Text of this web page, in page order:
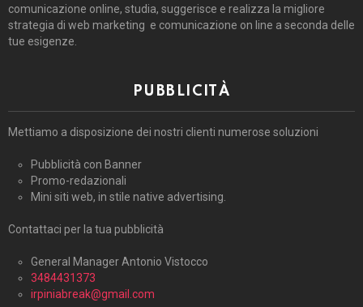
comunicazione online, studia, suggerisce e realizza la migliore
strategia di web marketing e comunicazione on line a seconda delle
tue esigenze.
PUBBLICITÀ
Mettiamo a disposizione dei nostri clienti numerose soluzioni
Pubblicità con Banner
Promo-redazionali
Mini siti web, in stile native advertising.
Contattaci per la tua pubblicità
General Manager Antonio Vistocco
3484431373
irpiniabreak@gmail.com